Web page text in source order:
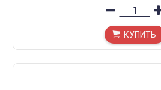
КУПИТЬ